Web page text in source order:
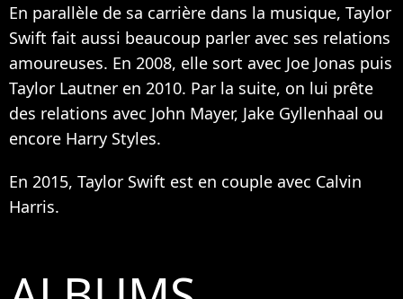
En parallèle de sa carrière dans la musique, Taylor
Swift fait aussi beaucoup parler avec ses relations
amoureuses. En 2008, elle sort avec Joe Jonas puis
Taylor Lautner en 2010. Par la suite, on lui prête
des relations avec John Mayer, Jake Gyllenhaal ou
encore Harry Styles.
En 2015, Taylor Swift est en couple avec Calvin
Harris.